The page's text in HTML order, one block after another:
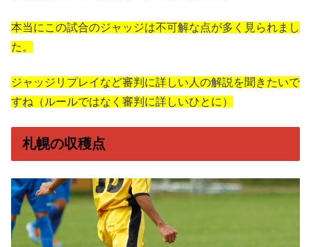
本当にこの試合のジャッジは不可解な点が多く見られまし
た。
ジャッジリプレイなど審判に詳しい人の解説を聞きたいで
すね（ルールではなく審判に詳しいひとに）
札幌の収穫点